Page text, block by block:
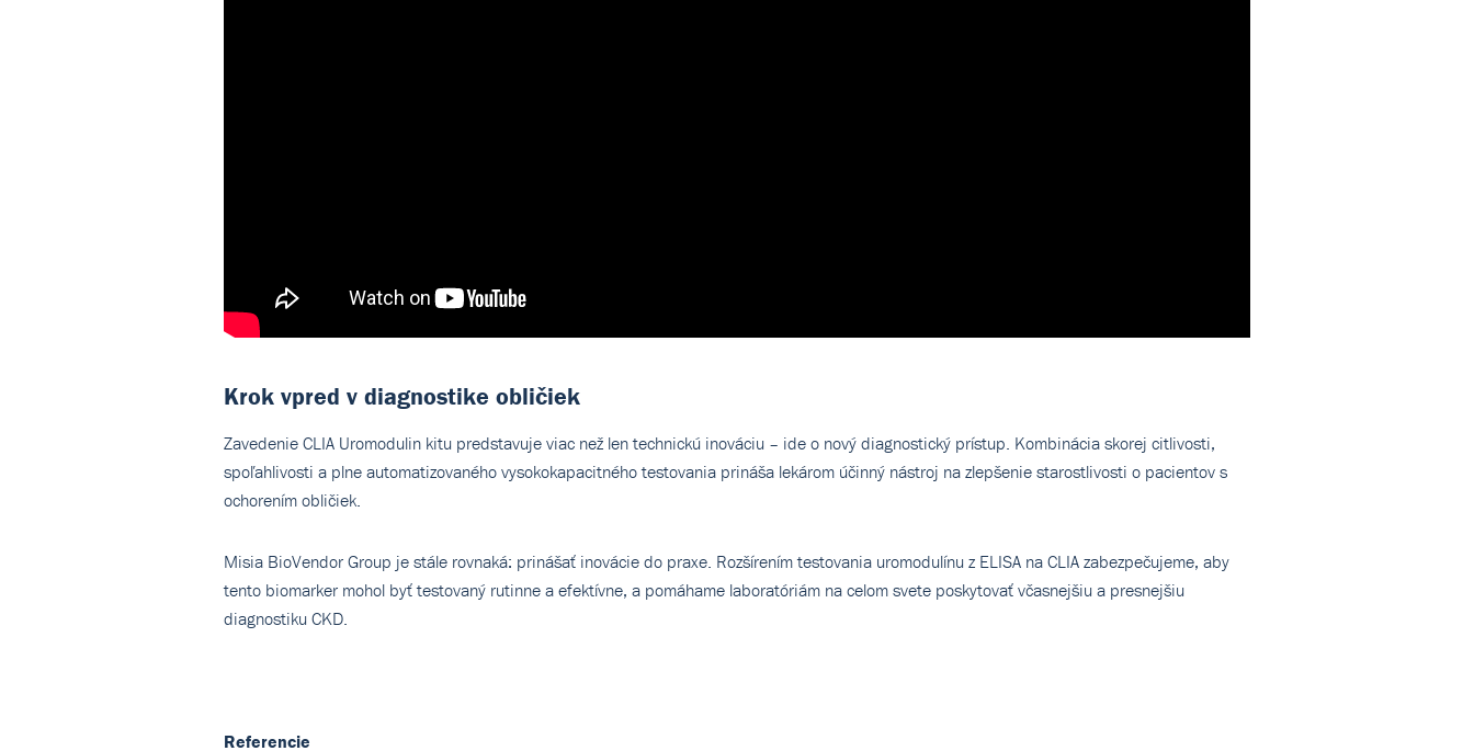
Krok vpred v diagnostike obličiek
Zavedenie CLIA Uromodulin kitu predstavuje viac než len technickú inováciu – ide o nový diagnostický prístup. Kombinácia skorej citlivosti,
spoľahlivosti a plne automatizovaného vysokokapacitného testovania prináša lekárom účinný nástroj na zlepšenie starostlivosti o pacientov s
ochorením obličiek.
Misia BioVendor Group je stále rovnaká: prinášať inovácie do praxe. Rozšírením testovania uromodulínu z ELISA na CLIA zabezpečujeme, aby
tento biomarker mohol byť testovaný rutinne a efektívne, a pomáhame laboratóriám na celom svete poskytovať včasnejšiu a presnejšiu
diagnostiku CKD.
Referencie